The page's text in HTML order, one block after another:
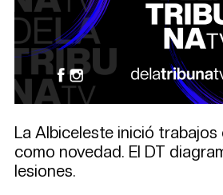
La Albiceleste inició
como novedad. El DT
lesiones.